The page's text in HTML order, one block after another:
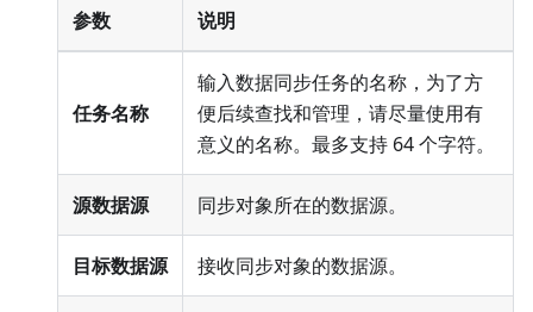
参数 说明
任务名称
输入数据同步任务的名称，为了方
便后续查找和管理，请尽量使用有
意义的名称。最多支持 64 个字符。
源数据源 同步对象所在的数据源。
目标数据源 接收同步对象的数据源。